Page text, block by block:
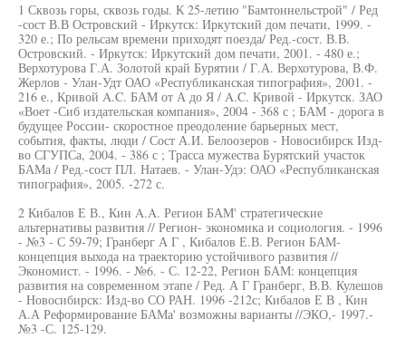
1 Сквозь горы, сквозь годы. К 25-летию "Бамтоннельстрой" / Ред
-сост В.В Островский - Иркутск: Иркутский дом печати, 1999. -
320 е.; По рельсам времени приходят поезда/ Ред.-сост. В.В.
Островский. - Иркутск: Иркутский дом печати, 2001. - 480 е.;
Верхотурова Г.А. Золотой край Бурятии / Г.А. Верхотурова, В.Ф.
Жерлов - Улан-Удт ОАО «Республиканская типография», 2001. -
216 е., Кривой A.C. БАМ от А до Я / A.C. Кривой - Иркутск. ЗАО
«Воет -Сиб издательская компания», 2004 - 368 с ; БАМ - дорога в
будущее России- скоростное преодоление барьерных мест,
события, факты, люди / Сост А.И. Белоозеров - Новосибирск Изд-
во СГУПСа, 2004. - 386 с ; Трасса мужества Бурятский участок
БАМа / Ред.-сост ПЛ. Натаев. - Улан-Удэ: ОАО «Республиканская
типография», 2005. -272 с.
2 Кибалов Е В., Кин A.A. Регион БАМ' стратегические
альтернативы развития // Регион- экономика и социология. - 1996
- №3 - С 59-79; Гранберг А Г , Кибалов Е.В. Регион БАМ-
концепция выхода на траекторию устойчивого развития //
Экономист. - 1996. - №6. - С. 12-22, Регион БАМ: концепция
развития на современном этапе / Ред. А Г Гранберг, В.В. Кулешов
- Новосибирск: Изд-во СО РАН. 1996 -212с; Кибалов Е В , Кин
А.А Реформирование БАМа' возможны варианты //ЭКО,- 1997.-
№3 -С. 125-129.